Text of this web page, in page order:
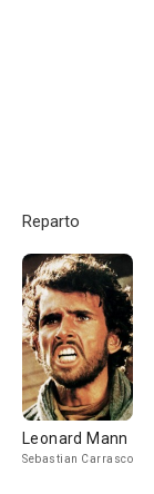
Reparto
Leonard Mann
Sebastian Carrasco